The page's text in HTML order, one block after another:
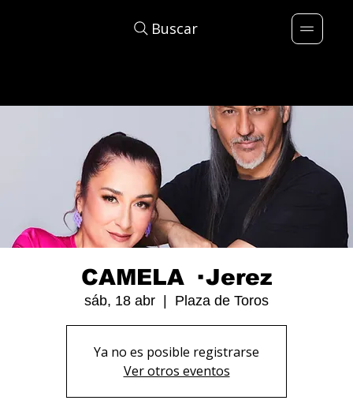
Buscar
CAMELA · Jerez
sáb, 18 abr Plaza de Toros
Ya no es posible registrarse
Ver otros eventos